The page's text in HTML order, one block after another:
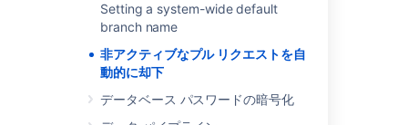
Setting a system-wide default
branch name
非アクティブなプル リクエストを自
動的に却下
データベース パスワードの暗号化
関連コンテンツ